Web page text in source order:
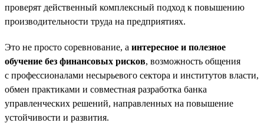
проверят действенный комплексный подход к повышению
производительности труда на предприятиях.
Это не просто соревнование, а интересное и полезное
обучение без финансовых рисков, возможность общения
с профессионалами несырьевого сектора и институтов власти,
обмен практиками и совместная разработка банка
управленческих решений, направленных на повышение
устойчивости и развития.